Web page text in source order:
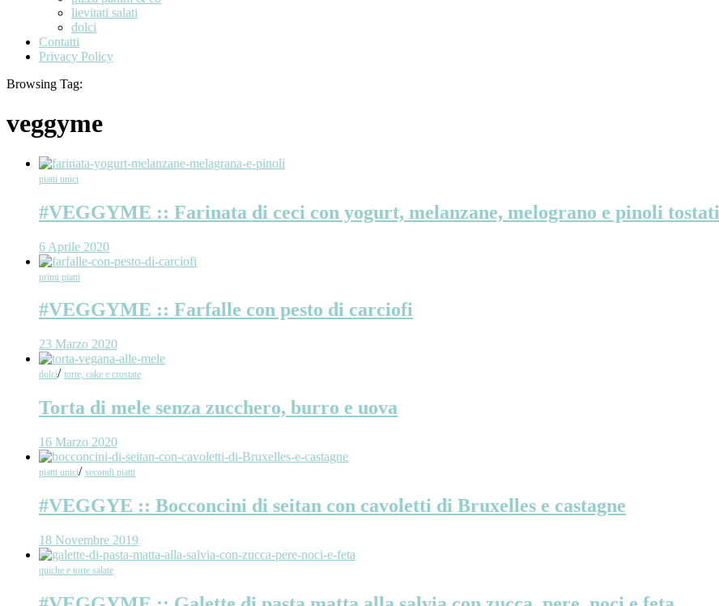
lievitati salati
dolci
Contatti
Privacy Policy
Browsing Tag:
veggyme
piatti unici
#VEGGYME :: Farinata di ceci con yogurt, melanzane, melograno e pinoli tostati
6 Aprile 2020
primi piatti
#VEGGYME :: Farfalle con pesto di carciofi
23 Marzo 2020
dolci/ torte, cake e crostate
Torta di mele senza zucchero, burro e uova
16 Marzo 2020
piatti unici/ secondi piatti
#VEGGYE :: Bocconcini di seitan con cavoletti di Bruxelles e castagne
18 Novembre 2019
quiche e torte salate